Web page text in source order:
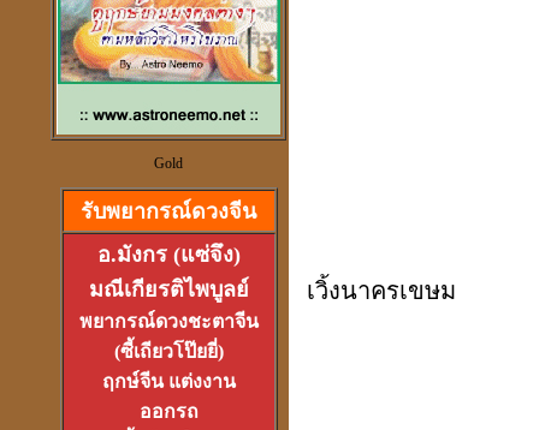
ดวงจีนและฮวงจุ้ย
ที่เป็นวิทยาศาสตร์
อาจารย์อ๊อดวัดสายไหม
เจ้าตำรับตระกรุดลูกปืน
(1ส.ค.2550)
Gold
รับพยากรณ์ดวงจีน
อ.มังกร (แซ่จึง)
มณีเกียรติไพบูลย์
พยากรณ์ดวงชะตาจีน
(ซี้เถียวโป๊ยยี่)
ฤกษ์จีน แต่งงาน
ออกรถ
เวิ้งนาครเขษม